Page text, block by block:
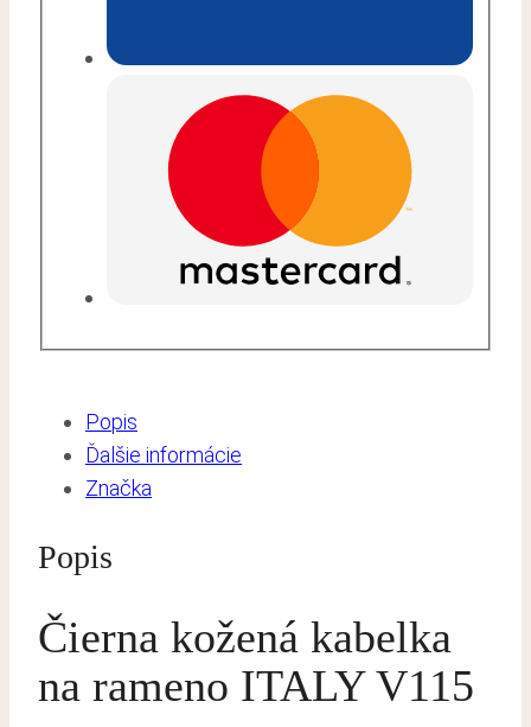
Popis
Ďalšie informácie
Značka
Popis
Čierna kožená kabelka
na rameno ITALY V115